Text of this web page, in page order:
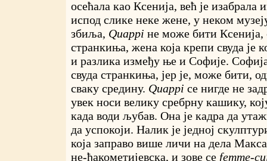
осећала као Ксенија, већ је изабрала
испод слике неке жене, у неком
збиља, Quappi не може бити Ксенија,
странкиња, жена која крепи свуда је
и разлика између ње и Софије.
свуда странкиња, јер је, може бити,
сваку средину. Quappi се нигде не
увек носи велику сребрну кашику,
када води љубав. Она је кадра да
да успокоји. Налик је једној
која заправо више личи на дела
не-ђакометијевска, и зове се femme-